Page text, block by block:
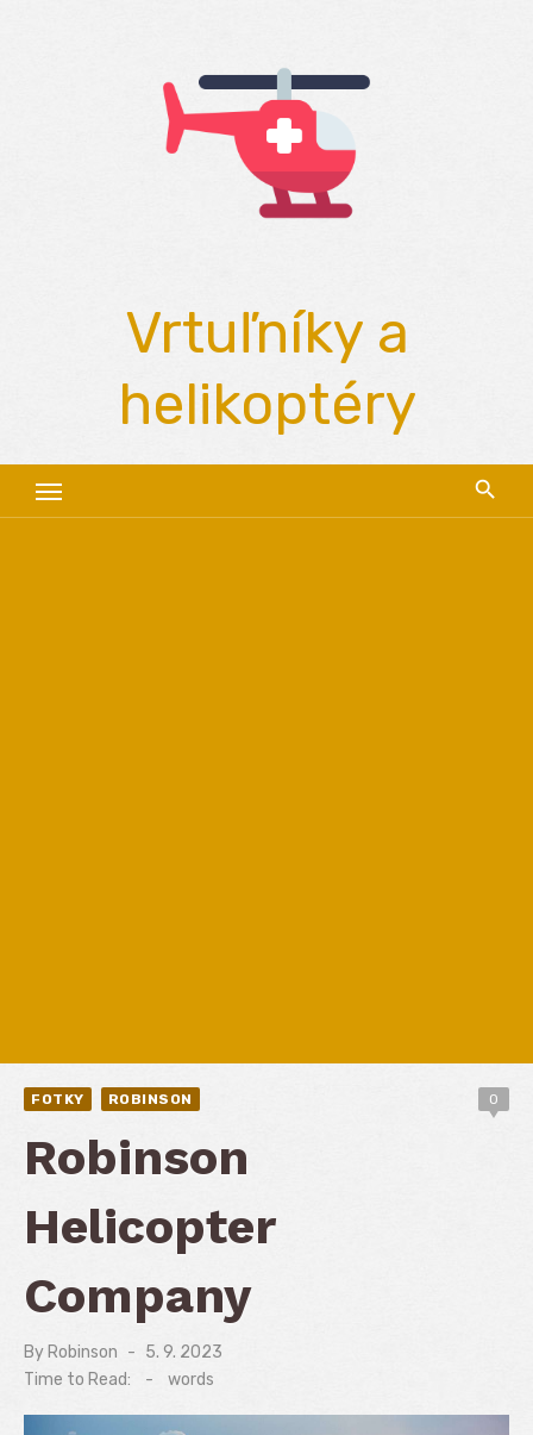
Vrtuľníky a
helikoptéry
FOTKY ROBINSON 0
Robinson
Helicopter
Company
By Robinson
Posted
5. 9. 2023
Time to Read:
- words